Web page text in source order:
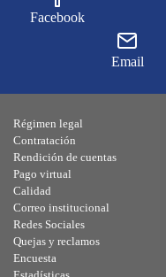
Facebook
Email
Régimen legal
Contratación
Rendición de cuentas
Pago virtual
Calidad
Correo institucional
Redes Sociales
Quejas y reclamos
Encuesta